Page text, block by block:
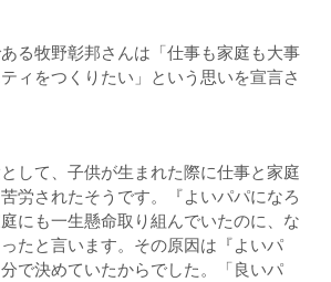
る牧野彰邦さんは「仕事も家庭も大事
ィをつくりたい」という思いを宣言さ
して、子供が生まれた際に仕事と家庭
労されたそうです。『よいパパになろ
にも一生懸命取り組んでいたのに、な
たと言います。その原因は『よいパ
で決めていたからでした。「良いパ